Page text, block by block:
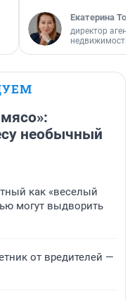
Екатерина
директор
недвижимости
необычный
как «веселый
могут выдворить
от вредителей —